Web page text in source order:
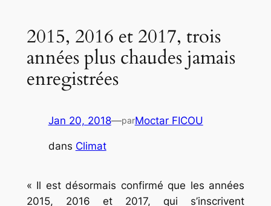
2015, 2016 et 2017, trois
années plus chaudes jamais
enregistrées
Jan 20, 2018—parMoctar FICOU
dans Climat
« Il est désormais confirmé que les années
2015, 2016 et 2017, qui s’inscrivent